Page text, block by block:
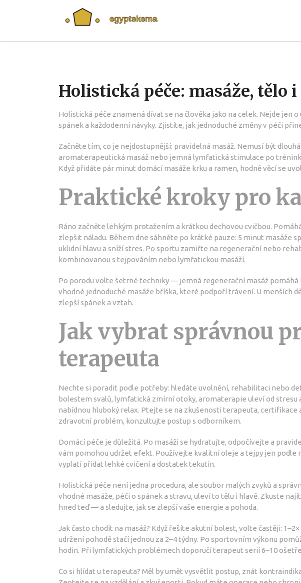
Holistická péče: masáže, tělo
Holistická péče znamená dívat se na člověka jako na celek. Nejde jen
spánek a každodenní návyky. Zjistíte, jak jednoduché změny v péči
Začněte tím, co je nejdostupnější: pravidelná masáž. Nemusí být
aromaterapeutická masáž nebo jemná lymfatická stimulace po
Když přidáte pár minut domácí masáže krku a ramen, hodně věcí se
Praktické kroky pro
Ráno začněte lehkým protažením a krátkou dechovou cvičbou.
zlepšit náladu. Během dne sáhněte po krátké pauze: 5 minut masáže
uklidní hlavu a sníží stres. Po sportu zamiřte na regenerační nebo
kombinovanou s tejpováním nebo lymfatickou masáží.
Po porodu volte šetrné techniky — jemná regenerační masáž pomáhá
vhodné jednoduché masáže bříška, které podpoří trávení. U menších
zlepší spánek a vztah.
Jak vybrat správnou
terapeuta
Nechte si poradit podle potřeby: hledáte uvolnění, rehabilitaci nebo
bolestem svalů, lymfatická zmírní otoky, aromaterapie uleví od stresu
nabídnou hluboký relax. Ptejte se na zkušenosti terapeuta, certifikace
zdravotní problém, konzultujte postup s odborníkem.
Domácí péče je důležitá. Po masáži se hydratujte, odpočívejte a
vám pomohou udržet efekt. Používejte kvalitní oleje a tejpy jen podle
vyplatí přidat lehké cvičení a dostatek tekutin.
Holistická péče není jedna procedura, ale soubor malých zvyků a
vhodné masáže, péči o spánek a stravu, uleví to tělu i hlavě. Zkuste
hned teď — a sledujte, jak se zlepší vaše energie a pohoda.
Jak často chodit na masáž? Když řešíte akutní bolest, volte častěji:
udržení pohodě stačí jednou za 2–4 týdny. Po sportovním výkonu
hodin. Při lymfatických problémech doporučí terapeut serií 6–10
Co si hlídat u terapeuta? Měl by umět vysvětlit postup, znát